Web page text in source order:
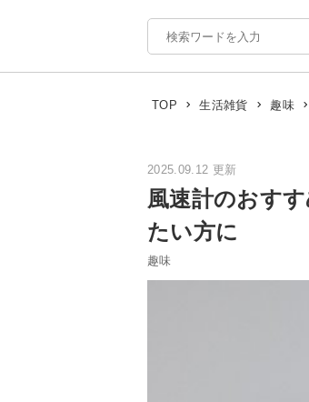
TOP 生活雑貨 趣味
2025.09.12 更新
風速計のおす
たい方に
趣味